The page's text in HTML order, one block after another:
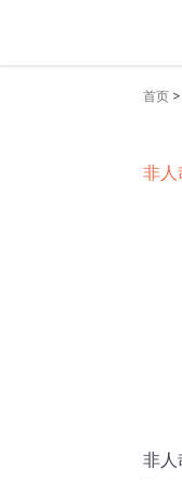
首页 >
非人
非人